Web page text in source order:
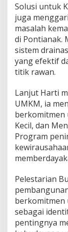
Solusi untuk
juga
masalah
di Pontianak.
sistem
yang efektif
titik rawan.
Lanjut Harti
UMKM, ia
berkomitmen
Kecil, dan
Program
Pelestarian
berkomitmen
sebagai
pentingnya